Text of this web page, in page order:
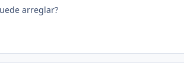
arreglar?